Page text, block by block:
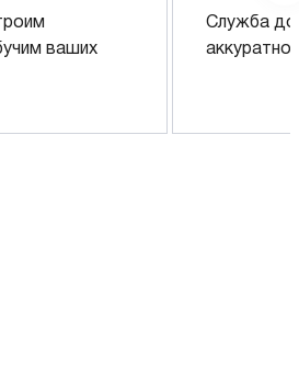
ваших
Служба
аккуратно